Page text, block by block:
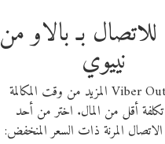
بـ بالاو من
نييوي
يمنحك Viber Out المزيد من وقت المكالمة
أقل من المال. اختر من أحد
المرنة ذات السعر المنخفض: